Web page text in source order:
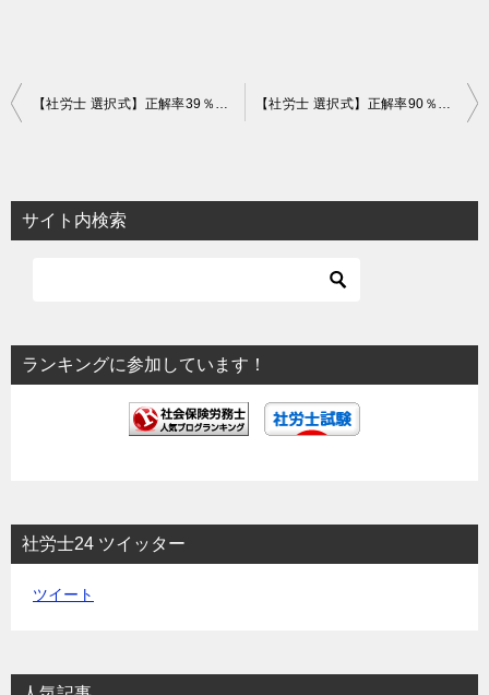
投
ビ
ゲ
ョ
ン
サイト内検索
ランキングに参加しています！
社労士24 ツイッター
ツイート